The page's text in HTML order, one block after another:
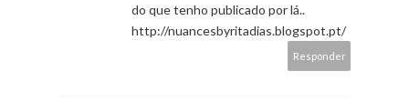
do que tenho publicado por lá..
http://nuancesbyritadias.blogspot.pt/
Responder